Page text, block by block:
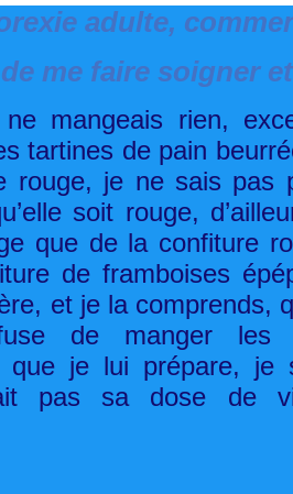
adulte,
de me faire soigner
mangeais rien,
tartines de pain
rouge, je ne sais pas
soit rouge,
que de la confiture
de framboises
et je la comprends,
de manger les
que je lui prépare, je
pas sa dose de